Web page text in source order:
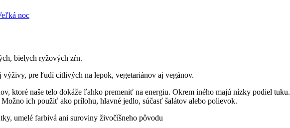
noc
bielych ryžových zŕn.
pre ľudí citlivých na lepok, vegetariánov aj vegánov.
ktoré naše telo dokáže ľahko premeniť na energiu. Okrem iného majú nízky podiel tuku.
ich použiť ako prílohu, hlavné jedlo, súčasť šalátov alebo polievok.
umelé farbivá ani suroviny živočíšneho pôvodu